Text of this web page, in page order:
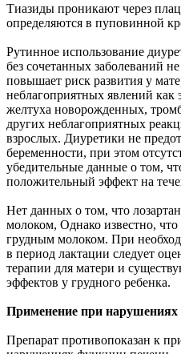
Тиазиды проникают через
определяются в пуповинной
Рутинное использование
без сочетанных заболеваний
повышает риск развития у
неблагоприятных явлений как
желтуха новорожденных,
других неблагоприятных
взрослых. Диуретики не
беременности, при этом
убедительные данные о том,
положительный эффект на
Нет данных о том, что
молоком, Однако известно,
грудным молоком. При
в период лактации следует
терапии для матери и
эффектов у грудного ребенка.
Применение при нарушениях
Препарат противопоказан к